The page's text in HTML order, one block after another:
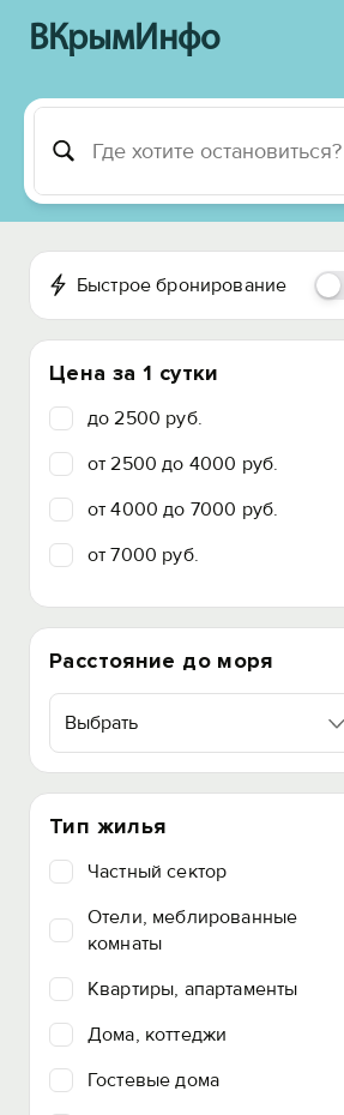
ВКрымИнфо
Быстрое бронирование
Цена за 1 сутки
до 2500 руб.
от 2500 до 4000 руб.
от 4000 до 7000 руб.
от 7000 руб.
Расстояние до моря
Выбрать
Тип жилья
Частный сектор
Отели, меблированные
комнаты
Квартиры, апартаменты
Дома, коттеджи
Гостевые дома